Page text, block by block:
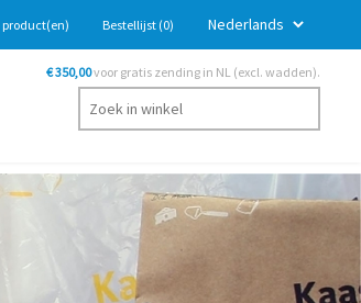
product(en) Bestellijst (0)
€ 350,00voor gratis zending in NL (excl. wadden).